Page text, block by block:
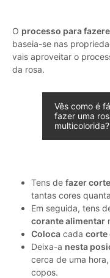
O processo para
baseia-se nas
vais aproveitar o
da rosa.
Vês como é
fazer uma
multicolorida?
Tens de fazer
tantas cores
Em seguida, tens
corante alimentar
Colocacada corte
Deixa-a nesta
cerca de uma
copos.